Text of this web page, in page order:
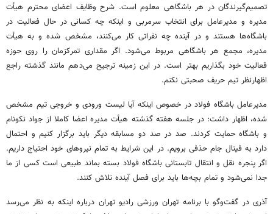
تصمیم‌گیرندگان در هر باشگاهی معلوم است. شرح وظایف اعضای محترم هیأت
مدیره و مدیرعامل برای انتخاب سرمربی و اینکه چه کسانی در حال فعالیت در
باشگاه‌ها هستند و در آینده چه نفراتی کار می‌کنند، مشخص شده و به هیأت
مدیره، مجمع هر باشگاهی مربوط می‌شود. اگر مقداری تمرکزمان را روی حوزه
فعالیت خود بگذاریم بهتر است. در این زمینه ترجیح می‌دهم مانند گذشته راجع
اظهارنظر تیم حریف صحبتی نکنم.
مدیرعامل باشگاه فولاد در خصوص اینکه آیا لیست ورودی و خروجی تیم مشخص
شده، اظهار داشت: در جلسه هفته گذشته هیأت مدیره اعضا کاملا از جواد نکونام
و باشگاه حمایت کردند. صد در صد دو مسابقه دیگر باید برگزار کنیم و احتمال
دارد به فینال جام حذفی برویم. در این شرایط به تمام نیروهای خود احتیاج داریم.
اگر پنجره نقل و انتقال تابستانی باشگاه فولاد بسته بماند طبیعی است کسی از ما
جدا نمی‌شود و تمام بچه‌ها باید برای فصل آینده تلاش کنند.
آذری در گفت‌وگو با برنامه تهران ورزشی رادیو تهران درباره اینکه به نظر می‌رسد